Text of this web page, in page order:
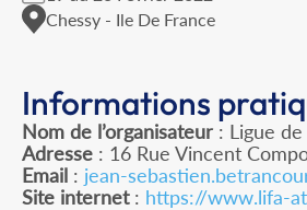
Chessy - Ile De France
Informations
Nom de l’organisateur : Ligue
Adresse : 16 Rue Vincent
Email : jean-
Site internet: https://www.lifa-